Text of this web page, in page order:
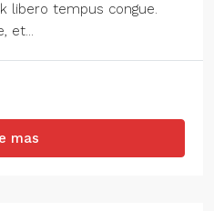
libero tempus congue.
et...
mas